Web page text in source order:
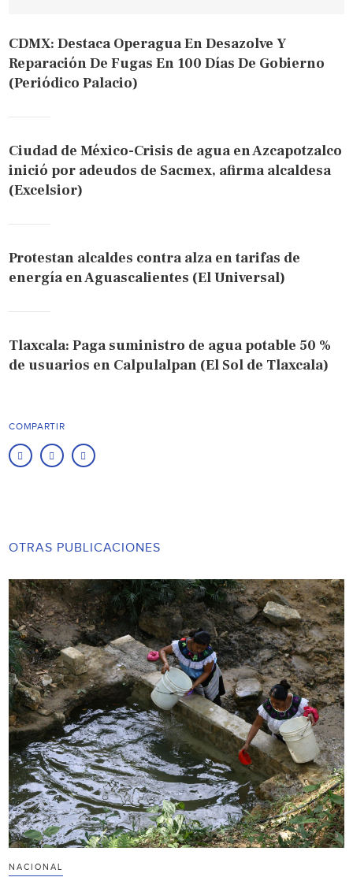
CDMX: Destaca Operagua En Desazolve Y
Reparación De Fugas En 100 Días De Gobierno
(Periódico Palacio)
Ciudad de México-Crisis de agua en Azcapotzalco
inició por adeudos de Sacmex, afirma alcaldesa
(Excelsior)
Protestan alcaldes contra alza en tarifas de
energía en Aguascalientes (El Universal)
Tlaxcala: Paga suministro de agua potable 50 %
de usuarios en Calpulalpan (El Sol de Tlaxcala)
COMPARTIR
OTRAS PUBLICACIONES
NACIONAL